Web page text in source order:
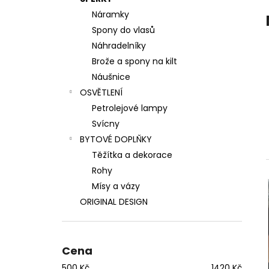
Náramky
Spony do vlasů
Náhradelníky
Brože a spony na kilt
Náušnice
OSVĚTLENÍ
Petrolejové lampy
Svícny
BYTOVÉ DOPLŇKY
Těžítka a dekorace
Rohy
Mísy a vázy
ORIGINAL DESIGN
Cena
VLASOVÁ SPONA TEPANÝ MĚSÍC
1 400 Kč